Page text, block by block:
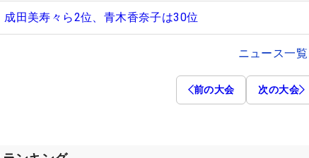
田美寿々ら2位、青木香奈子は30位
ニュース一覧
前の大会 次の大会